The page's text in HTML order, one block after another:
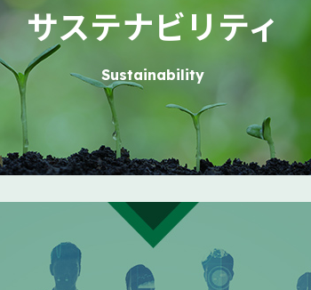
）
サステナビリティ
Sustainability